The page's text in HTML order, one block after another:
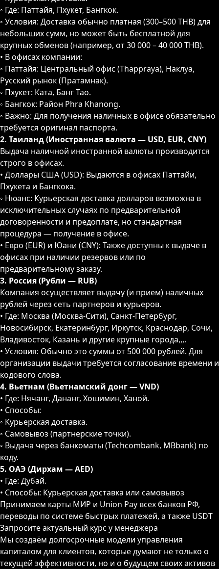
◦ Где: Паттайя, Пхукет, Бангкок.
◦ Условия: Доставка обычно платная (300–500 THB) для
небольших сумм, но может быть бесплатной для
крупных обменов (например, от 30 000 – 40 000 THB).
• В офисах компании:
◦ Паттайя: Центральный офис (Thappraya), Наклуа,
Русский рынок (Пратамнак).
◦ Пхукет: Ката, Банг Тао.
◦ Бангкок: Район Phra Khanong.
◦ Важно: Для получения наличных в офисе обязательно
требуется оригинал паспорта.
2. Таиланд (Иностранная валюта — USD, EUR, CNY)
Выдача наличной иностранной валюты производится
строго в офисах.
• Доллары США (USD): Выдаются в офисах Паттайи,
Пхукета и Бангкока.
◦ Нюанс: Курьерская доставка долларов возможна в
исключительных случаях по предварительной
договоренности и предоплате, но стандартная
процедура — получение в офисе.
• Евро (EUR) и Юани (CNY): Также доступны к выдаче в
офисах при наличии резервов или по
предварительному заказу.
3. Россия (Рубли — RUB)
Компания осуществляет выдачу (и прием) наличных
рублей через сеть партнеров и курьеров.
• Где: Москва (Москва-Сити), Санкт-Петербург,
Новосибирск, Екатеринбург, Иркутск, Краснодар, Сочи,
Владивосток, Казань и другие крупные города,,,.
• Условия: Обычно это суммы от 500 000 рублей. Для
организации выдачи требуется согласование времени и
кодового слова.
4. Вьетнам (Вьетнамский донг — VND)
• Где: Нячанг, Дананг, Хошимин, Ханой.
• Способы:
◦ Курьерская доставка.
◦ Самовывоз (партнерские точки).
◦ Выдача через банкоматы (Techcombank, MBbank) по
коду.
5. ОАЭ (Дирхам — AED)
• Где: Дубай.
• Способы: Курьерская доставка или самовывоз
Принимаем карты МИР и Union Pay всех банков РФ,
переводы по системе быстрых платежей, а также USDT
Запросите актуальный курс у менеджера
Мы создаём долгосрочные модели управления
капиталом для клиентов, которые думают не только о
текущей эффективности, но и о будущем своих активов